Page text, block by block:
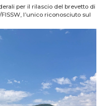
per il rilascio del brevetto di
l’unico riconosciuto sul